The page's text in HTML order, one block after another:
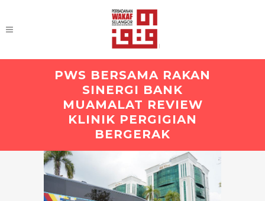
PWS BERSAMA RAKAN
SINERGI BANK
MUAMALAT REVIEW
KLINIK PERGIGIAN
BERGERAK